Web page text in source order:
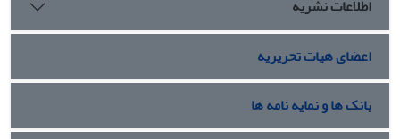
اطلاعات نشریه
اعضای هیات تحریریه
بانک ها و نمایه نامه ها